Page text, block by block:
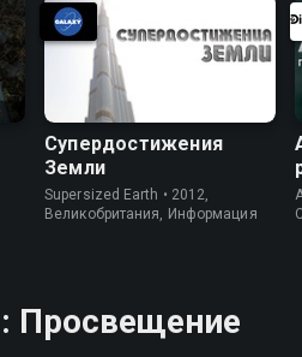
Супердостижения
Земли
Supersized Earth • 2012,
Великобритания, Информация
Просвещение